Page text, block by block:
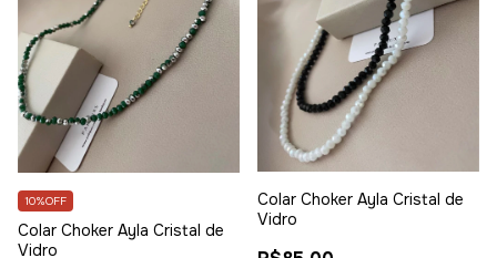
Colar Choker Ayla Cristal de
Vidro
10%OFF
Colar Choker Ayla Cristal de
Vidro